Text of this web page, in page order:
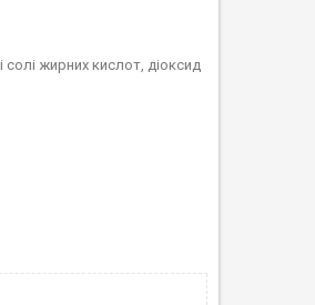
жирних кислот, діоксид